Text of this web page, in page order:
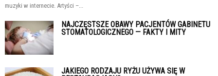
muzyki w internecie. Artyści –...
NAJCZĘSTSZE OBAWY PACJENTÓW GABINETU
STOMATOLOGICZNEGO — FAKTY I MITY
JAKIEGO RODZAJU RYŻU UŻYWA SIĘ W